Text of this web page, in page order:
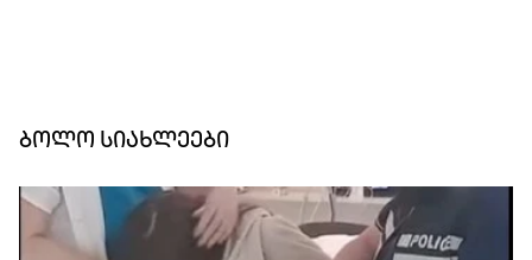
ბოლო სიახლეები